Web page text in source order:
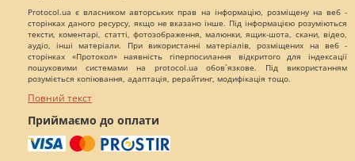
Protocol.ua є власником авторських прав на інформацію, розміщену на веб -
сторінках даного ресурсу, якщо не вказано інше. Під інформацією розуміються
тексти, коментарі, статті, фотозображення, малюнки, ящик-шота, скани, відео,
аудіо, інші матеріали. При використанні матеріалів, розміщених на веб -
сторінках «Протокол» наявність гіперпосилання відкритого для індексації
пошуковими системами на protocol.ua обов`язкове. Під використанням
розуміється копіювання, адаптація, рерайтинг, модифікація тощо.
Повний текст
Приймаємо до оплати